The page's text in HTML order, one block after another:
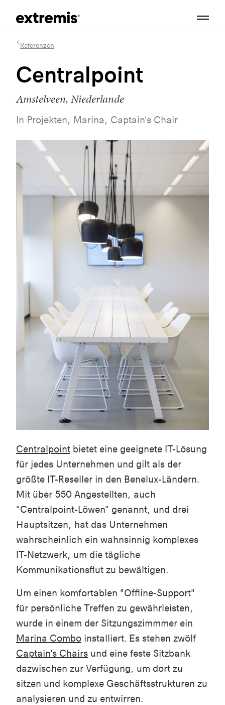
Referenzen
Centralpoint
Amstelveen, Niederlande
In Projekten, Marina, Captain's Chair
Centralpoint bietet eine geeignete IT-Lösung
für jedes Unternehmen und gilt als der
größte IT-Reseller in den Benelux-Ländern.
Mit über 550 Angestellten, auch
"Centralpoint-Löwen" genannt, und drei
Hauptsitzen, hat das Unternehmen
wahrscheinlich ein wahnsinnig komplexes
IT-Netzwerk, um die tägliche
Kommunikationsflut zu bewältigen.
Um einen komfortablen "Offline-Support"
für persönliche Treffen zu gewährleisten,
wurde in einem der Sitzungszimmmer ein
Marina Combo installiert. Es stehen zwölf
Captain's Chairs und eine feste Sitzbank
dazwischen zur Verfügung, um dort zu
sitzen und komplexe Geschäftsstrukturen zu
analysieren und zu entwirren.